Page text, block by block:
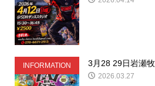
INFORMATION 3月28 29日岩瀬
2026.03.27